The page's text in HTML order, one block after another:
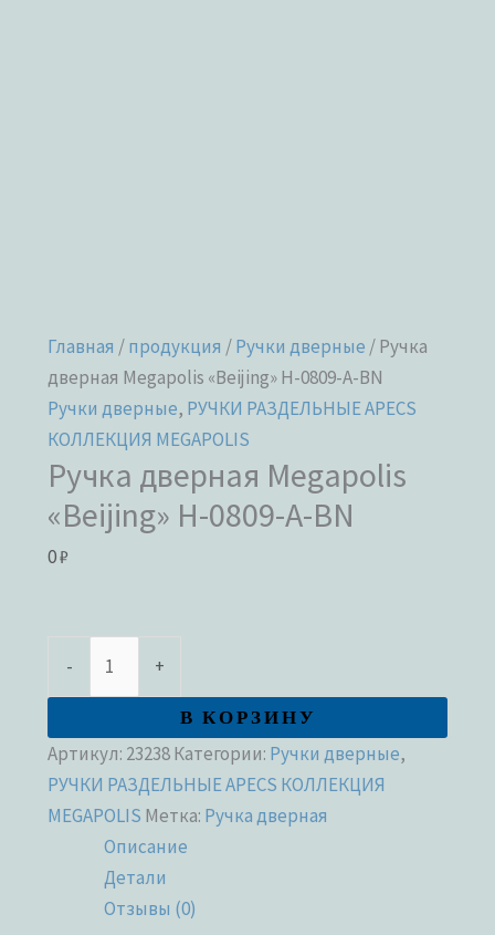
Главная /продукция /Ручки дверные / Ручка
дверная Megapolis «Beijing» H-0809-A-BN
Ручки дверные, РУЧКИ РАЗДЕЛЬНЫЕ APECS
КОЛЛЕКЦИЯ MEGAPOLIS
Ручка дверная Megapolis
«Beijing» H-0809-A-BN
0₽
- +
В КОРЗИНУ
Артикул: 23238Категории: Ручки дверные,
РУЧКИ РАЗДЕЛЬНЫЕ APECS КОЛЛЕКЦИЯ
MEGAPOLIS Метка: Ручка дверная
Описание
Детали
Отзывы (0)